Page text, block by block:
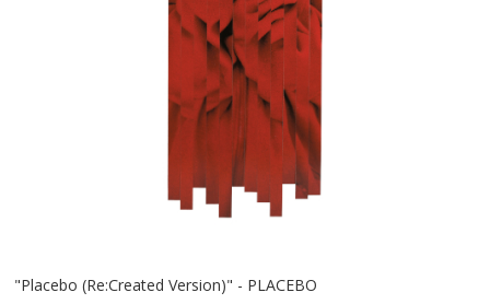
"Placebo (Re:Created Version)" - PLACEBO